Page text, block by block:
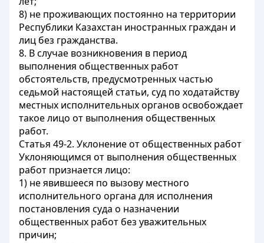
8) не проживающих постоянно на территории
Республики Казахстан иностранных граждан и
лиц без гражданства.
8. В случае возникновения в период
выполнения общественных работ
обстоятельств, предусмотренных частью
седьмой настоящей статьи, суд по ходатайству
местных исполнительных органов освобождает
такое лицо от выполнения общественных
работ.
Статья 49-2. Уклонение от общественных работ
Уклоняющимся от выполнения общественных
работ признается лицо:
1) не явившееся по вызову местного
исполнительного органа для исполнения
постановления суда о назначении
общественных работ без уважительных
причин;